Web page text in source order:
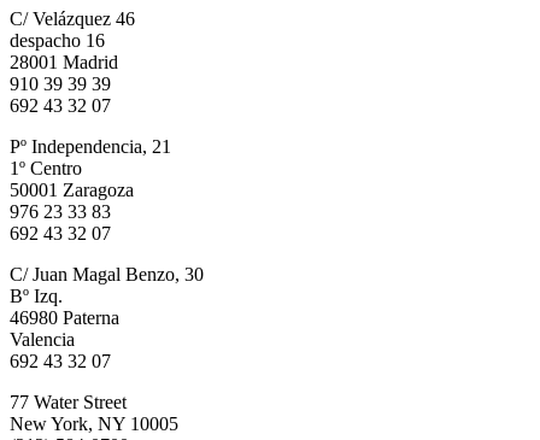
C/ Velázquez 46
despacho 16
28001 Madrid
910 39 39 39
692 43 32 07
Pº Independencia, 21
1º Centro
50001 Zaragoza
976 23 33 83
692 43 32 07
C/ Juan Magal Benzo, 30
Bº Izq.
46980 Paterna
Valencia
692 43 32 07
77 Water Street
New York, NY 10005